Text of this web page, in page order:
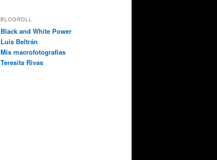
BLOGROLL
Black and White Power
Luis Beltrán
Mis macrofotografías
Teresita Rivas